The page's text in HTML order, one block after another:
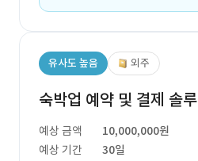
유사도 높음 외주
숙박업 예약 및 결제 솔
예상 금액
10,000,000원
예상 기간
30일